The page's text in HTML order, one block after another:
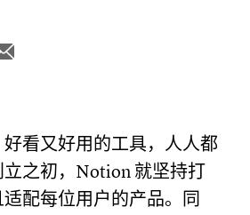
看又好用的工具，人人都
之初，Notion 就坚持打
配每位用户的产品。同